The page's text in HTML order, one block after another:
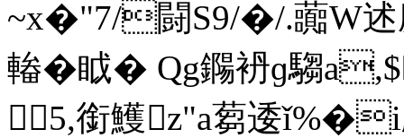
~x�"7/闘S9/�/.虈W
輽�眓� Qg鐊袇ɡ騶
5,銜鱯z"a蒭逶ǐ%�i